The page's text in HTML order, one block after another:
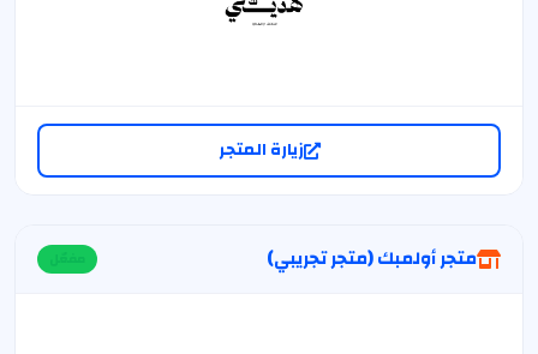
زيارة المتجر
متجر أولمبك (متجر تجريبي)